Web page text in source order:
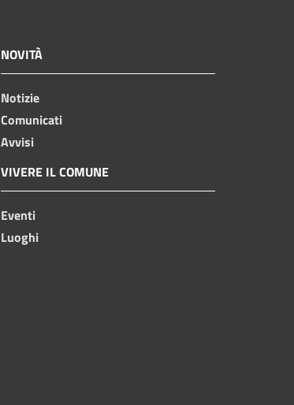
NOVITÀ
Notizie
Comunicati
Avvisi
VIVERE IL COMUNE
Eventi
Luoghi